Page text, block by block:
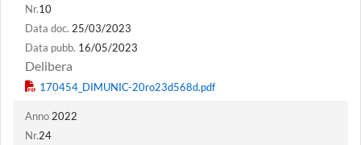
Nr.10
Data doc. 25/03/2023
Data pubb. 16/05/2023
Delibera
Anno 2022
Nr.24